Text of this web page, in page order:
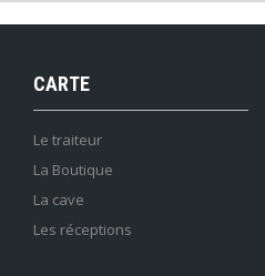
CARTE
Le traiteur
La Boutique
La cave
Les réceptions